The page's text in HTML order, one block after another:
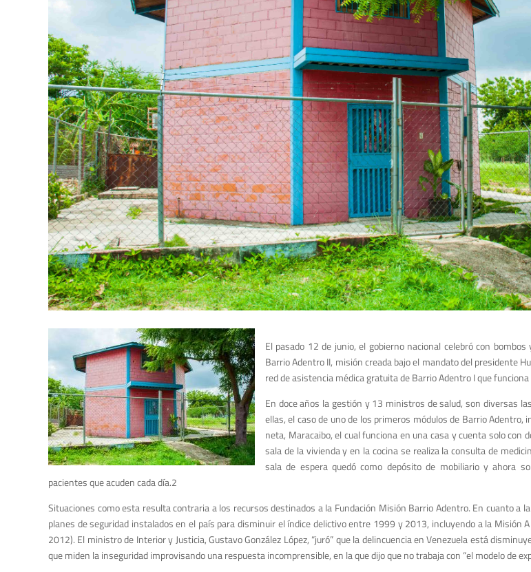
El pasado 12 de junio, el gobierno nacional celebró con
Barrio Adentro II, misión creada bajo el mandato del presidente
red de asistencia médica gratuita de Barrio Adentro I que
En doce años la gestión y 13 minis­tros de salud, son diversas
ellas, el caso de uno de los primeros módulos de Barrio Adentro,
neta, Maracaibo, el cual funciona en una casa y cuenta solo con
sala de la vi­vienda y en la cocina se realiza la con­sulta de
sala de espera quedó como depósito de mobiliario y ahora
pacientes que acuden cada día.2
Situaciones como esta resulta con­traria a los recursos destinados a la Fundación Misión Barrio Adentro. En cuanto a
planes de seguridad instalados en el país para disminuir el índice de­lictivo entre 1999 y 2013, incluyendo a la Misión A
2012). El ministro de Interior y Justicia, Gustavo González López, “juró” que la delincuencia en Venezuela está
que miden la inseguridad improvisando una respues­ta incomprensible, en la que dijo que no trabaja con “el modelo de